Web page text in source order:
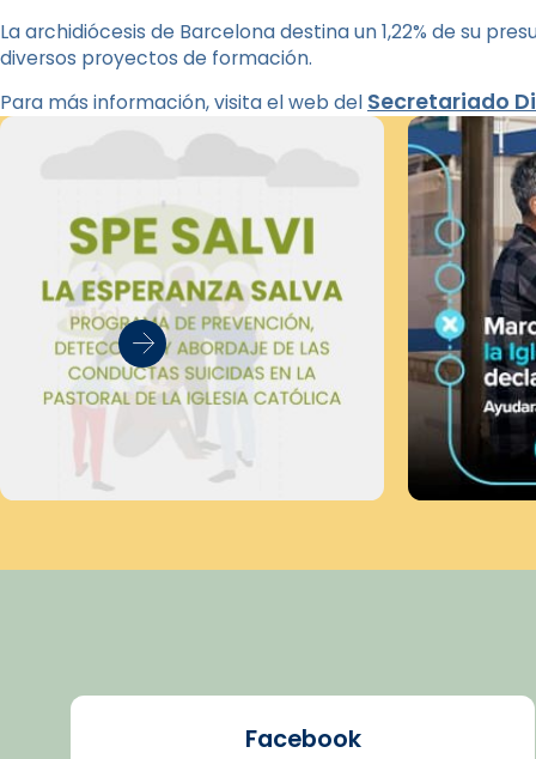
La archidiócesis de Barcelona destina un 1,22% de su
diversos proyectos de formación.
Para más información, visita el web del Secretariado
Facebook